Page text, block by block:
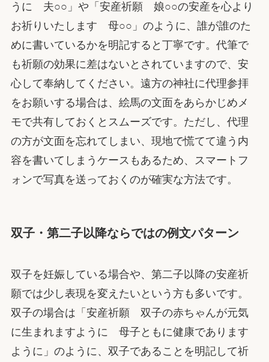
うに 夫○○」や「安産祈願 娘○○の安産を心より
お祈りいたします 母○○」のように、誰が誰のた
めに書いているかを明記すると丁寧です。代筆で
も祈願の効果に差はないとされていますので、安
心して奉納してください。遠方の神社に代理参拝
をお願いする場合は、絵馬の文面をあらかじめメ
モで共有しておくとスムーズです。ただし、代理
の方が文面を忘れてしまい、現地で慌てて違う内
容を書いてしまうケースもあるため、スマートフ
ォンで写真を送っておくのが確実な方法です。
双子・第二子以降ならではの例文パターン
双子を妊娠している場合や、第二子以降の安産祈
願では少し表現を変えたいという方も多いです。
双子の場合は「安産祈願 双子の赤ちゃんが元気
に生まれますように 母子ともに健康であります
ように」のように、双子であることを明記して祈